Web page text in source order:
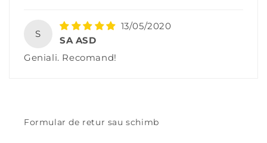
S
13/05/2020
SA ASD
Geniali. Recomand!
Formular de retur sau schimb